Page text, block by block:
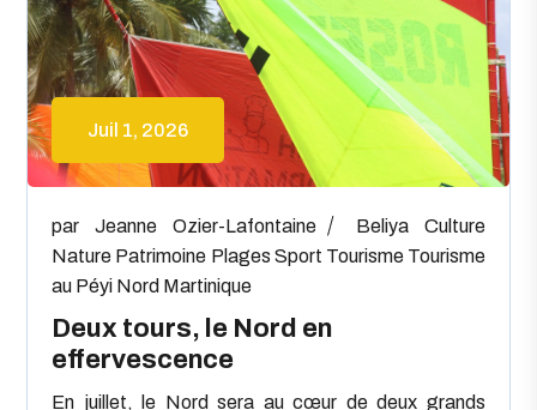
Juil 1, 2026
Deux tours, le Nord en
effervescence
parJeanne Ozier-Lafontaine Beliya
Culture
Nature Patrimoine Plages Sport Tourisme Tourisme
au Péyi Nord Martinique
En juillet, le Nord sera au cœur de deux grands